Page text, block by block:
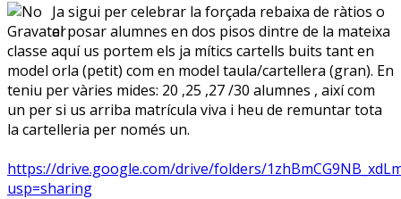
Ja sigui per celebrar la forçada rebaixa de ràtios o
el posar alumnes en dos pisos dintre de la mateixa
classe aquí us portem els ja mítics cartells buits tant en
model orla (petit) com en model taula/cartellera (gran). En
teniu per vàries mides: 20 ,25 ,27 /30 alumnes , així com
un per si us arriba matrícula viva i heu de remuntar tota
la cartelleria per només un.
https://drive.google.com/drive/folders/
usp=sharing